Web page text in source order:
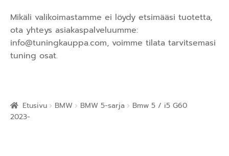
Mikäli valikoimastamme ei löydy etsimääsi tuotetta,
ota yhteys asiakaspalveluumme:
info@tuningkauppa.com, voimme tilata tarvitsemasi
tuning osat.
Etusivu BMW BMW 5-sarja
Bmw 5 / i5 G60
2023-